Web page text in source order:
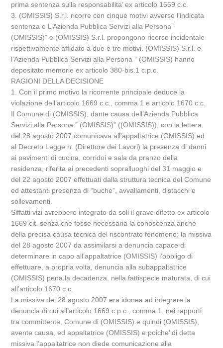
prima sentenza sulla responsabilita’ ex articolo 1669 c.c.
3. (OMISSIS) S.r.l. ricorre con cinque motivi avverso l’indicata
sentenza e L’Azienda Pubblica Servizi alla Persona ”
(OMISSIS)” e (OMISSIS) S.r.l. propongono ricorso incidentale
rispettivamente affidato a due e tre motivi. (OMISSIS) S.r.l. e
l’Azienda Pubblica Servizi alla Persona ” (OMISSIS) hanno
depositato memorie ex articolo 380-bis.1 c.p.c.
RAGIONI DELLA DECISIONE
1. Con il primo motivo la ricorrente principale deduce la
violazione dell’articolo 1669 c.c., comma 1 e articolo 1670 c.c.
Il Comune di (OMISSIS), dante causa dell’Azienda Pubblica
Servizi alla Persona ” (OMISSIS)” ((OMISSIS)), con la lettera
del 28 agosto 2007 comunicava all’appaltatrice (OMISSIS) ed
al Decreto Legge n. (Direttore dei Lavori) la presenza di danni
ai pavimenti di cucina, corridoi e sala da pranzo della
residenza, riferita ai precedenti sopralluoghi del 31 maggio e
del 22 agosto 2007 effettuati dalla struttura tecnica del Comune
ed attestanti presenza di “buche”, avvallamenti, distacchi e
sollevamenti.
Siffatti vizi avrebbero integrato da soli il grave difetto ex articolo
1669 cit. senza che fosse necessaria la conoscenza anche
della precisa causa tecnica del riscontrato fenomeno; la missiva
del 28 agosto 2007 da assimilarsi a denuncia capace di
determinare in capo all’appaltatrice (OMISSIS) l’obbligo di
effettuare, a propria volta, denuncia alla subappaltatrice
(OMISSIS) pena la decadenza, nella fattispecie maturata, di cui
all’articolo 1670 c.c.
La missiva del 28 agosto 2007 era idonea ad integrare la
denuncia di cui all’articolo 1669 c.p.c., comma 1, nei rapporti
tra committente, Comune di (OMISSIS) e quindi (OMISSIS),
avente causa, ed appaltatrice (OMISSIS) e poiche’ di detta
missiva l’appaltatrice non diede comunicazione alla